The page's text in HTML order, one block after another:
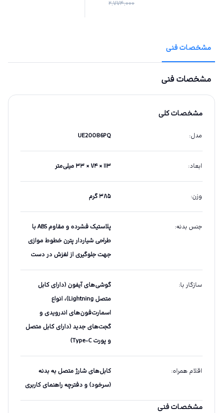
2,774,000
مشخصات فنی
مشخصات فنی
مشخصات کلی
مدل:
UE20086PQ
ابعاد: ۱۱۳ × ۷۴ × ۳۳ میلی‌متر
وزن: ۳۸۵ گرم
جنس بدنه:
پلاستیک فشرده و مقاوم ABS با
طراحی شیاردار پترن خطوط موازی
جهت جلوگیری از لغزش در دست
سازگار با:
گوشی‌های آیفون (دارای کابل
متصل Lightning)، انواع
اسمارت‌فون‌های اندرویدی و
گجت‌های جدید (دارای کابل متصل
و پورت Type-C)
اقلام همراه:
کابل‌های شارژ متصل به بدنه
(سرخود) و دفترچه راهنمای کاربری
مشخصات فنی